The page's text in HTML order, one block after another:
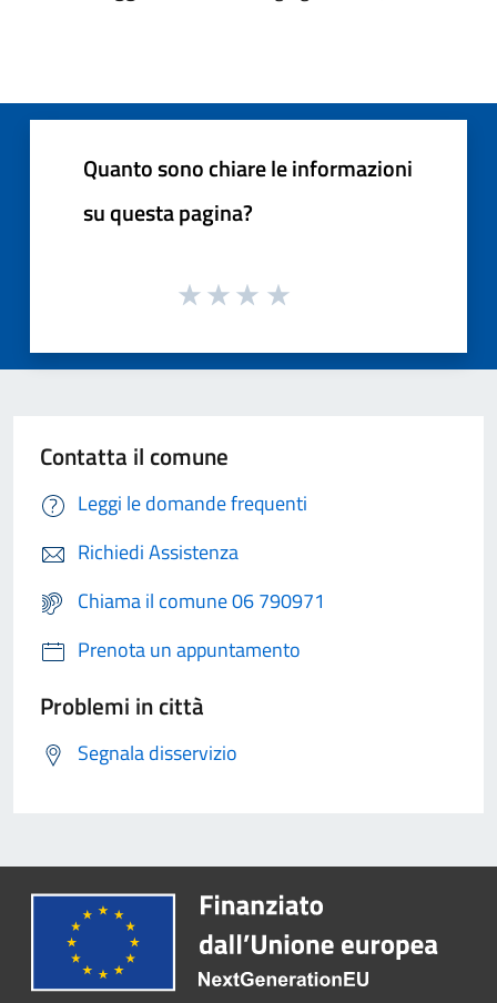
Quanto sono chiare le informazioni
su questa pagina?
Contatta il comune
Leggi le domande frequenti
Richiedi Assistenza
Chiama il comune 06 790971
Prenota un appuntamento
Problemi in città
Segnala disservizio